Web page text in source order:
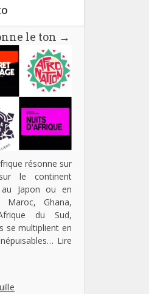
le ton →
résonne sur
le continent
Japon ou en
Ghana,
du Sud,
se multiplient en
Lire